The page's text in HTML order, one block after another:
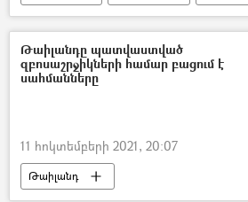
Ադրբեջան
Տարոն Հովհաննիսյան
Թաիլանդը պատվաստված
զբոսաշրջիկների համար բացում է
սահմանները
11 հոկտեմբերի 2021, 20:07
Թաիլանդ